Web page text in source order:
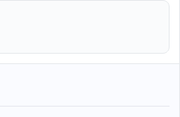
και Καποδιστριακού
της Παγκόσμιας
της Ευρωπαϊκής Επιτροπής
Συλλόγου Αθηνών.